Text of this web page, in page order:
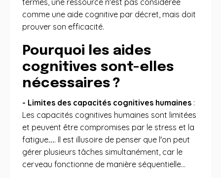
termes, une ressource n'est pas considérée
comme une aide cognitive par décret, mais doit
prouver son efficacité.
Pourquoi les aides
cognitives sont-elles
nécessaires ?
- Limites des capacités cognitives humaines :
Les capacités cognitives humaines sont limitées
et peuvent être compromises par le stress et la
fatigue.... Il est illusoire de penser que l'on peut
gérer plusieurs tâches simultanément, car le
cerveau fonctionne de manière séquentielle…